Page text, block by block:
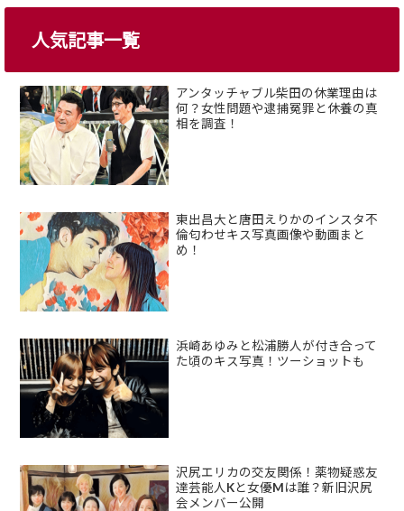
人気記事一覧
アンタッチャブル柴田の休業理由は
何？女性問題や逮捕冤罪と休養の真
相を調査！
東出昌大と唐田えりかのインスタ不
倫匂わせキス写真画像や動画まと
め！
浜崎あゆみと松浦勝人が付き合って
た頃のキス写真！ツーショットも
沢尻エリカの交友関係！薬物疑惑友
達芸能人Kと女優Mは誰？新旧沢尻
会メンバー公開